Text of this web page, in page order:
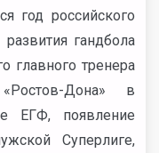
год российского
гандбола
главного тренера
Дона» в
ЕГФ, появление
Суперлиге,